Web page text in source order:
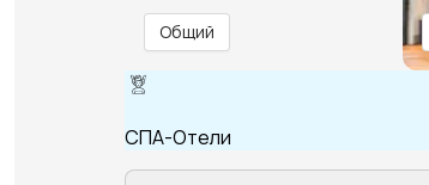
Общий
СПА-Отели